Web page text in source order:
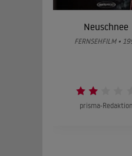
Neuschnee
FERNSEHFILM •
prisma-Redaktion